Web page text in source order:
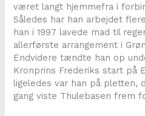
været langt hjemmefra i
Således har han arbejdet
han i 1997 lavede mad til
allerførste arrangement i
Endvidere tændte han op
Kronprins Frederiks start på
ligeledes var han på pletten,
gang viste Thulebasen frem